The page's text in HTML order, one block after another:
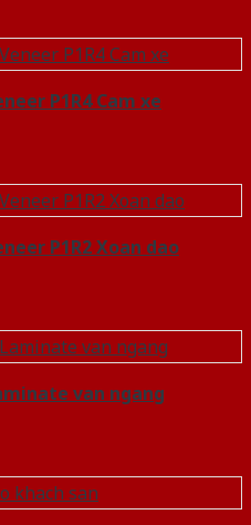
P1R4 Cam xe
P1R2 Xoan dao
van ngang